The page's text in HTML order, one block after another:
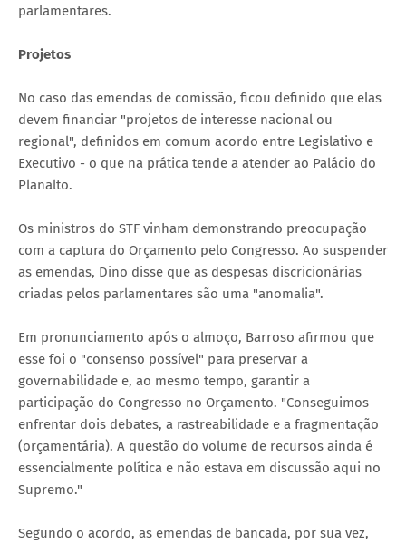
parlamentares.
Projetos
No caso das emendas de comissão, ficou definido que elas
devem financiar "projetos de interesse nacional ou
regional", definidos em comum acordo entre Legislativo e
Executivo - o que na prática tende a atender ao Palácio do
Planalto.
Os ministros do STF vinham demonstrando preocupação
com a captura do Orçamento pelo Congresso. Ao suspender
as emendas, Dino disse que as despesas discricionárias
criadas pelos parlamentares são uma "anomalia".
Em pronunciamento após o almoço, Barroso afirmou que
esse foi o "consenso possível" para preservar a
governabilidade e, ao mesmo tempo, garantir a
participação do Congresso no Orçamento. "Conseguimos
enfrentar dois debates, a rastreabilidade e a fragmentação
(orçamentária). A questão do volume de recursos ainda é
essencialmente política e não estava em discussão aqui no
Supremo."
Segundo o acordo, as emendas de bancada, por sua vez,